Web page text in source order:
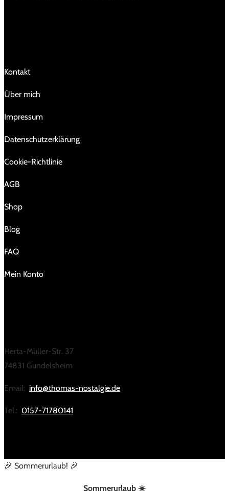
Kontakt
Über mich
Impressum
Da­ten­schutz­er­klä­rung
Cookie-Richtlinie
AGB
Shop
Blog
FAQ
Mein Konto
Herta-Müller-Str. 37
74831 Gundelsheim
Email: info@thomas-nostalgie.de
Tel.: 0157-71780141
🎉 Sommerurlaub! 🎉
Sommerurlaub ☀️